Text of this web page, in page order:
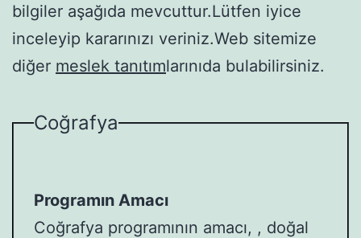
bilgiler aşağıda mevcuttur.Lütfen iyice
inceleyip kararınızı veriniz.Web sitemize
diğer meslek tanıtımlarınıda bulabilirsiniz.
Coğrafya
Programın Amacı
Coğrafya programının amacı, , doğal